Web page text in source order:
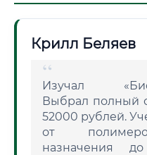
Крилл Беляев
Изучал
Выбрал полный
52000 рублей.
от
назначения